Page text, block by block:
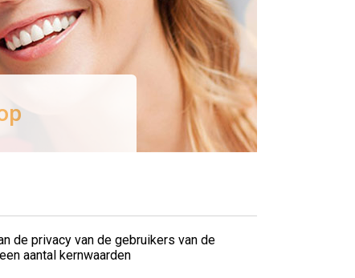
de privacy van de gebruikers van de
aantal kernwaarden